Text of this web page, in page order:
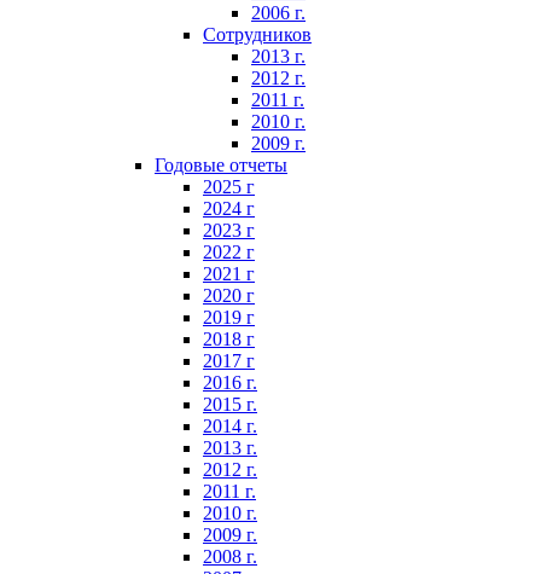
2006 г.
Сотрудников
2013 г.
2012 г.
2011 г.
2010 г.
2009 г.
Годовые отчеты
2025 г
2024 г
2023 г
2022 г
2021 г
2020 г
2019 г
2018 г
2017 г
2016 г.
2015 г.
2014 г.
2013 г.
2012 г.
2011 г.
2010 г.
2009 г.
2008 г.